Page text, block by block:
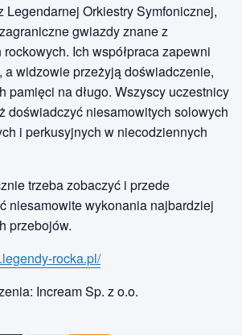
Legendarnej Orkiestry Symfonicznej,
gwiazdy znane z
Ich współpraca zapewni
a widzowie przeżyją doświadczenie,
pamięci na długo. Wszyscy uczestnicy
doświadczyć niesamowitych solowych
i perkusyjnych w niecodziennych
trzeba zobaczyć i przede
niesamowite wykonania najbardziej
przebojów.
rocka.pl/
Incream Sp. z o.o.